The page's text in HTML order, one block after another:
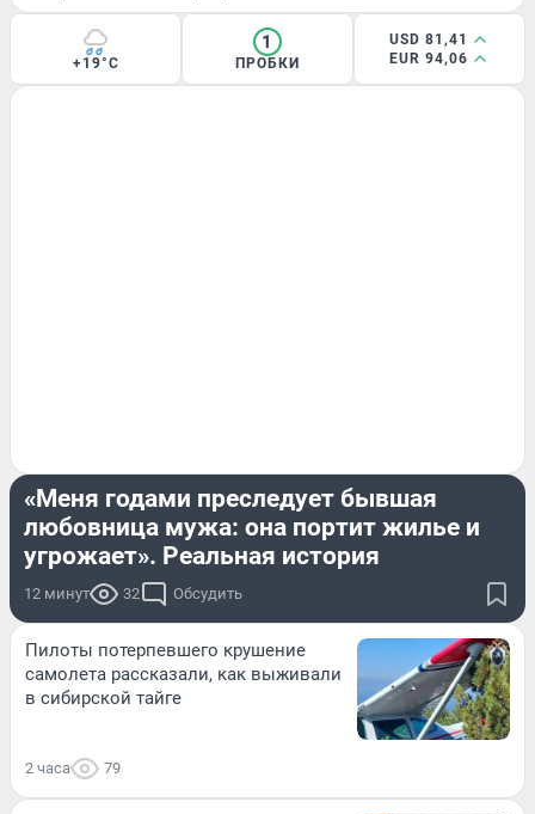
+19°C
1
ПРОБКИ
USD 81,41
EUR 94,06
«Меня годами преследует бывшая
любовница мужа: она портит жилье и
угрожает». Реальная история
12 минут 32 Обсудить
Пилоты потерпевшего крушение
самолета рассказали, как выживали
в сибирской тайге
2 часа 79